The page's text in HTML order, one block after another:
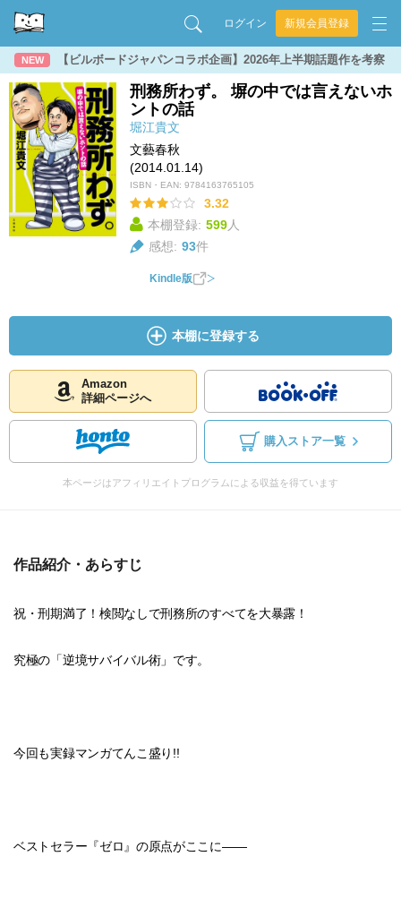
ログイン 新規会員登録
NEW 【ビルボードジャパンコラボ企画】2026年上半期話題作を考察
刑務所わず。 塀の中では言えないホ
ントの話
堀江貴文
文藝春秋
(2014.01.14)
ISBN・EAN: 9784163765105
3.32
本棚登録: 599人
感想: 93件
Kindle版
本棚に登録する
Amazon
詳細ページへ
購入ストア一覧
本ページはアフィリエイトプログラムによる収益を得ています
作品紹介・あらすじ
祝・刑期満了！検閲なしで刑務所のすべてを大暴露！
究極の「逆境サバイバル術」です。
今回も実録マンガてんこ盛り!!
ベストセラー『ゼロ』の原点がここに――